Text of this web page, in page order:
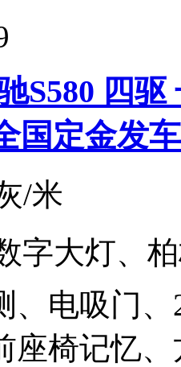
S580 四
国定金发
/米
字大灯、
、电吸门
座椅记忆